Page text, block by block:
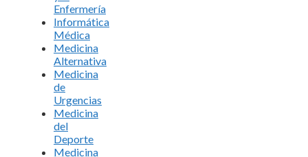
Enfermería
Informática
Médica
Medicina
Alternativa
Medicina
de
Urgencias
Medicina
del
Deporte
Medicina